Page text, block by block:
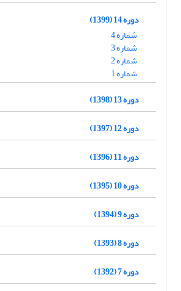
دوره 14 (1399)
شماره 4
شماره 3
شماره 2
شماره 1
دوره 13 (1398)
دوره 12 (1397)
دوره 11 (1396)
دوره 10 (1395)
دوره 9 (1394)
دوره 8 (1393)
دوره 7 (1392)